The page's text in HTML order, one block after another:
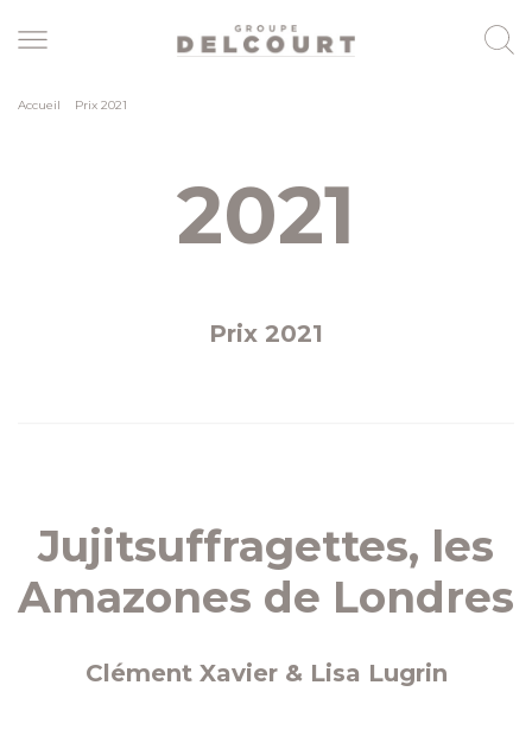
to
content
Accueil Prix 2021
2021
Prix 2021
Jujitsuffragettes, les
Amazones de Londres
Clément Xavier & Lisa Lugrin